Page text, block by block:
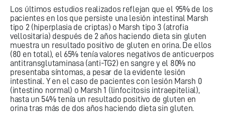
Los últimos estudios realizados reflejan que el 95% de los
pacientes en los que persiste una lesión intestinal Marsh
tipo 2 (hiperplasia de criptas) o Marsh tipo 3 (atrofia
vellositaria) después de 2 años haciendo dieta sin gluten
muestra un resultado positivo de gluten en orina. De ellos
(80 en total), el 65% tenía valores negativos de anticuerpos
antitransglutaminasa (anti-TG2) en sangre y el 80% no
presentaba síntomas, a pesar de la evidente lesión
intestinal. Y en el caso de pacientes con lesión Marsh 0
(intestino normal) o Marsh 1 (linfocitosis intraepitelial),
hasta un 54% tenía un resultado positivo de gluten en
orina tras más de dos años haciendo dieta sin gluten.